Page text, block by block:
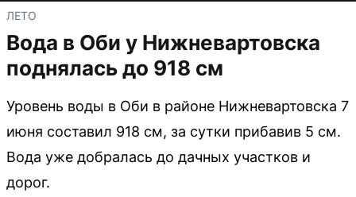
ЛЕТО
Вода в Оби у Нижневартовска
поднялась до 918 см
Уровень воды в Оби в районе Нижневартовска 7
июня составил 918 см, за сутки прибавив 5 см.
Вода уже добралась до дачных участков и
дорог.